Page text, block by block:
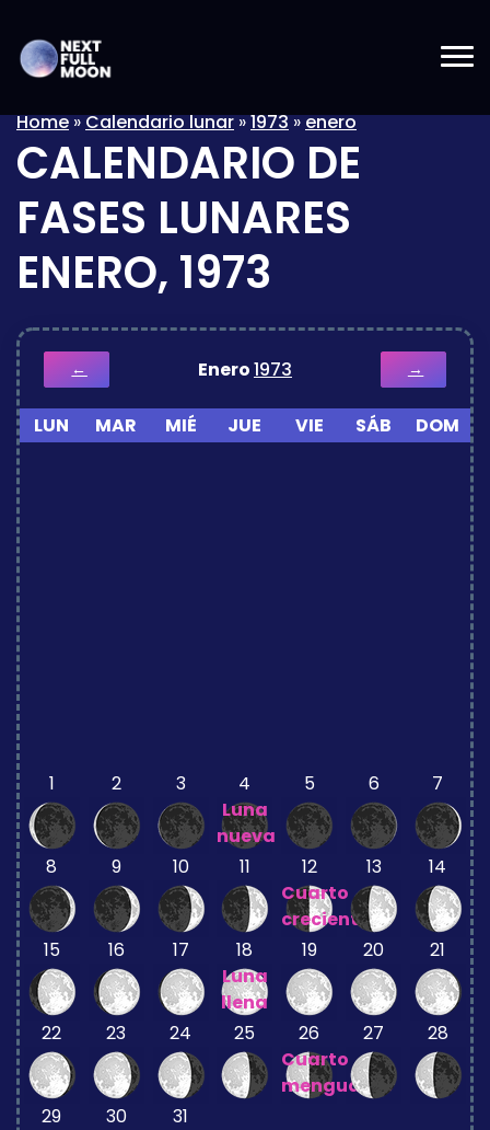
Home»Calendario lunar»1973»enero
CALENDARIO DE
FASES LUNARES
ENERO, 1973
← Enero1973 →
LUN MAR MIÉ JUE VIE SÁB DOM
1 2 3
4
Luna
nueva
5 6 7
8 9 10 11
12
Cuarto
creciente
13 14
15 16 17
18
Luna
llena
19 20 21
22 23 24 25
26
Cuarto
menguante
27 28
29 30 31